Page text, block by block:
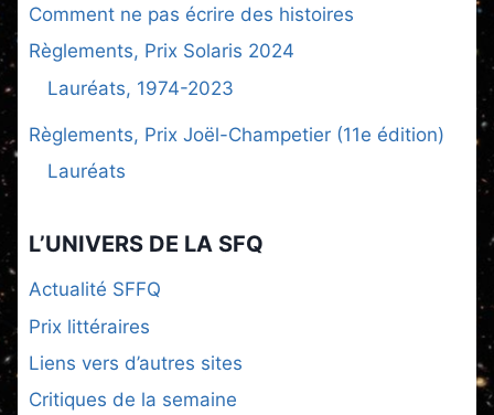
Comment ne pas écrire des histoires
Règlements, Prix Solaris 2024
Lauréats, 1974-2023
Règlements, Prix Joël-Champetier (11e édition)
Lauréats
L’UNIVERS DE LA SFQ
Actualité SFFQ
Prix littéraires
Liens vers d’autres sites
Critiques de la semaine